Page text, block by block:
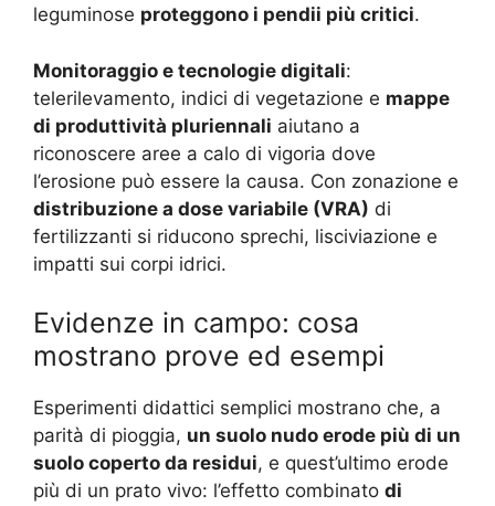
leguminose proteggono i pendii più critici.
Monitoraggio e tecnologie digitali:
telerilevamento, indici di vegetazione e mappe
di produttività pluriennali aiutano a
riconoscere aree a calo di vigoria dove
l’erosione può essere la causa. Con zonazione e
distribuzione a dose variabile (VRA) di
fertilizzanti si riducono sprechi, lisciviazione e
impatti sui corpi idrici.
Evidenze in campo: cosa
mostrano prove ed esempi
Esperimenti didattici semplici mostrano che, a
parità di pioggia, un suolo nudo erode più di un
suolo coperto da residui, e quest’ultimo erode
più di un prato vivo: l’effetto combinato di